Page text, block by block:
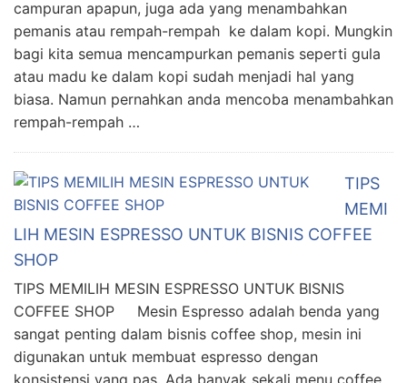
campuran apapun, juga ada yang menambahkan
pemanis atau rempah-rempah ke dalam kopi. Mungkin
bagi kita semua mencampurkan pemanis seperti gula
atau madu ke dalam kopi sudah menjadi hal yang
biasa. Namun pernahkan anda mencoba menambahkan
rempah-rempah …
TIPS
MEMI
LIH MESIN ESPRESSO UNTUK BISNIS COFFEE
SHOP
TIPS MEMILIH MESIN ESPRESSO UNTUK BISNIS
COFFEE SHOP Mesin Espresso adalah benda yang
sangat penting dalam bisnis coffee shop, mesin ini
digunakan untuk membuat espresso dengan
konsistensi yang pas. Ada banyak sekali menu coffee